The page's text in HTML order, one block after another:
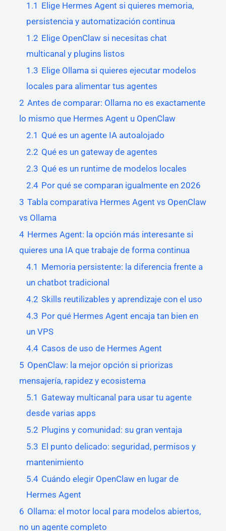
1.1 Elige Hermes Agent si quieres memoria,
persistencia y automatización continua
1.2 Elige OpenClaw si necesitas chat
multicanal y plugins listos
1.3 Elige Ollama si quieres ejecutar modelos
locales para alimentar tus agentes
2 Antes de comparar: Ollama no es exactamente
lo mismo que Hermes Agent u OpenClaw
2.1 Qué es un agente IA autoalojado
2.2 Qué es un gateway de agentes
2.3 Qué es un runtime de modelos locales
2.4 Por qué se comparan igualmente en 2026
3 Tabla comparativa Hermes Agent vs OpenClaw
vs Ollama
4 Hermes Agent: la opción más interesante si
quieres una IA que trabaje de forma continua
4.1 Memoria persistente: la diferencia frente a
un chatbot tradicional
4.2 Skills reutilizables y aprendizaje con el uso
4.3 Por qué Hermes Agent encaja tan bien en
un VPS
4.4 Casos de uso de Hermes Agent
5 OpenClaw: la mejor opción si priorizas
mensajería, rapidez y ecosistema
5.1 Gateway multicanal para usar tu agente
desde varias apps
5.2 Plugins y comunidad: su gran ventaja
5.3 El punto delicado: seguridad, permisos y
mantenimiento
5.4 Cuándo elegir OpenClaw en lugar de
Hermes Agent
6 Ollama: el motor local para modelos abiertos,
no un agente completo